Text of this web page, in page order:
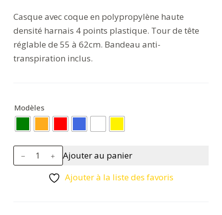
Casque avec coque en polypropylène haute
densité harnais 4 points plastique. Tour de tête
réglable de 55 à 62cm. Bandeau anti-
transpiration inclus.
Modèles
quantité
de
Ajouter au panier
Ajouter à la liste des favoris